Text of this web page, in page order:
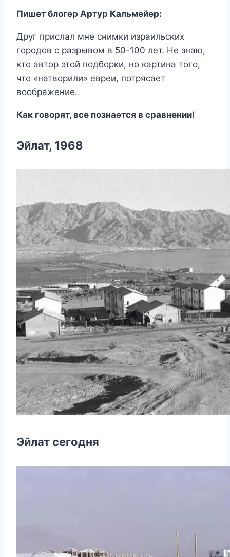
Пишет блогер Артур Кальмейер:
Друг прислал мне снимки израильских
городов с разрывом в 50-100 лет. Не знаю,
кто автор этой подборки, но картина того,
что «натворили» евреи, потрясает
воображение.
Как говорят, все познается в сравнении!
Эйлат, 1968
Эйлат сегодня